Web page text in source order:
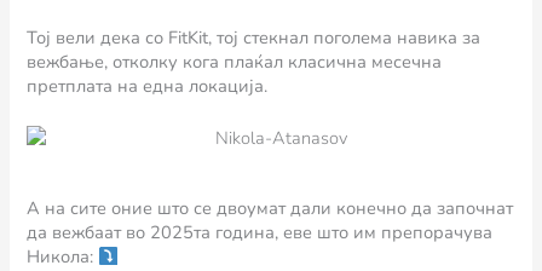
Тој вели дека со FitKit, тој стекнал поголема навика за
вежбање, отколку кога плаќал класична месечна
претплата на една локација.
А на сите оние што се двоумат дали конечно да започнат
да вежбаат во 2025та година, еве што им препорачува
Никола: